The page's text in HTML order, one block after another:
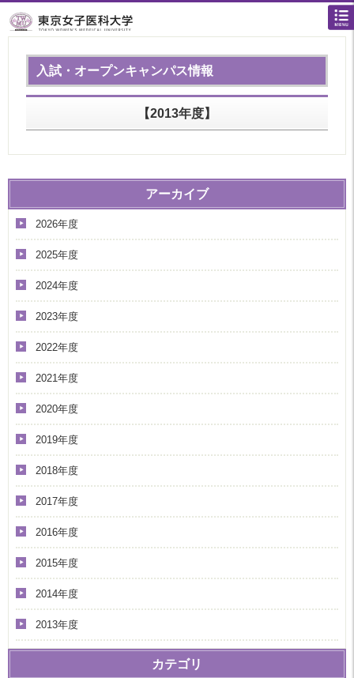
入試・オープンキャンパス情報
【2013年度】
アーカイブ
2026年度
2025年度
2024年度
2023年度
2022年度
2021年度
2020年度
2019年度
2018年度
2017年度
2016年度
2015年度
2014年度
2013年度
カテゴリ